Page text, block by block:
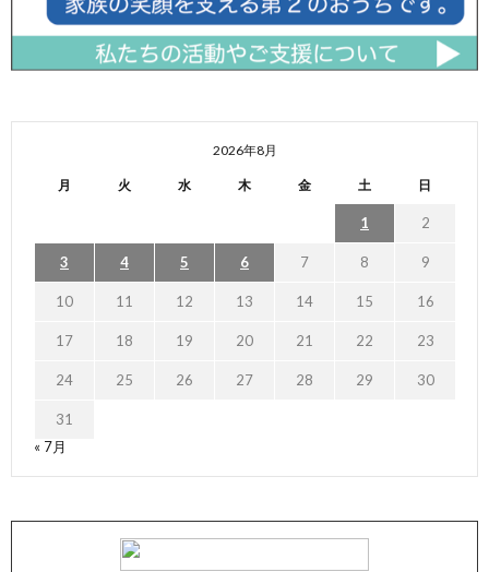
2026年8月
月 火 水 木 金 土 日
1 2
3 4 5 6 7 8 9
10 11 12 13 14 15 16
17 18 19 20 21 22 23
24 25 26 27 28 29 30
31
« 7月